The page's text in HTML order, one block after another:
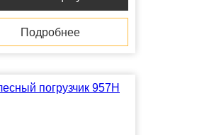
Подробнее